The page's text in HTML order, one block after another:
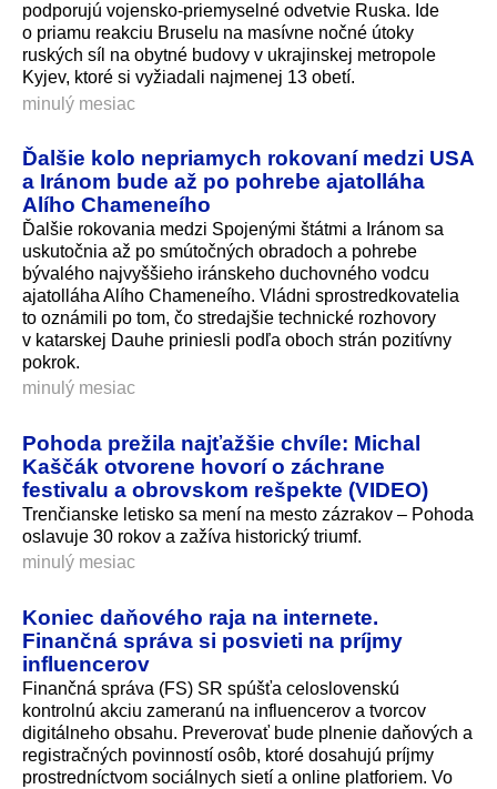
podporujú vojensko-priemyselné odvetvie Ruska. Ide
o priamu reakciu Bruselu na masívne nočné útoky
ruských síl na obytné budovy v ukrajinskej metropole
Kyjev, ktoré si vyžiadali najmenej 13 obetí.
minulý mesiac
Ďalšie kolo nepriamych rokovaní medzi USA
a Iránom bude až po pohrebe ajatolláha
Alího Chameneího
Ďalšie rokovania medzi Spojenými štátmi a Iránom sa
uskutočnia až po smútočných obradoch a pohrebe
bývalého najvyššieho iránskeho duchovného vodcu
ajatolláha Alího Chameneího. Vládni sprostredkovatelia
to oznámili po tom, čo stredajšie technické rozhovory
v katarskej Dauhe priniesli podľa oboch strán pozitívny
pokrok.
minulý mesiac
Pohoda prežila najťažšie chvíle: Michal
Kaščák otvorene hovorí o záchrane
festivalu a obrovskom rešpekte (VIDEO)
Trenčianske letisko sa mení na mesto zázrakov – Pohoda
oslavuje 30 rokov a zažíva historický triumf.
minulý mesiac
Koniec daňového raja na internete.
Finančná správa si posvieti na príjmy
influencerov
Finančná správa (FS) SR spúšťa celoslovenskú
kontrolnú akciu zameranú na influencerov a tvorcov
digitálneho obsahu. Preverovať bude plnenie daňových a
registračných povinností osôb, ktoré dosahujú príjmy
prostredníctvom sociálnych sietí a online platforiem. Vo